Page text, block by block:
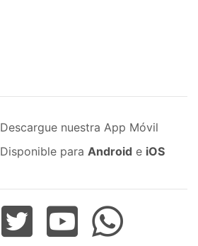
Descargue nuestra App Móvil
Disponible para Android e iOS